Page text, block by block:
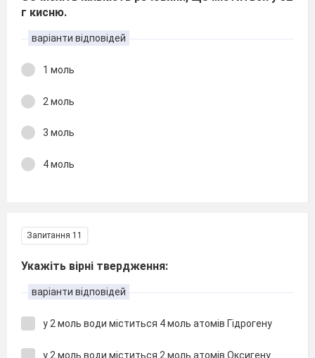
г кисню.
варіанти відповідей
1 моль
2 моль
3 моль
4 моль
Запитання 11
Укажіть вірні твердження:
варіанти відповідей
у 2 моль води міститься 4 моль атомів Гідрогену
у 2 моль води міститься 2 моль атомів Оксигену